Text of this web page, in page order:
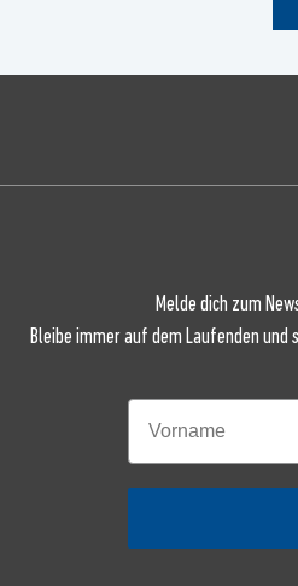
Melde dich zum
Bleibe immer auf dem Laufenden und